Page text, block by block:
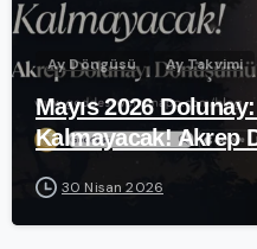
Ay Döngüsü Ay Takvimi
Mayıs 2026
Kalmayacak! Akrep
30 Nisan 2026